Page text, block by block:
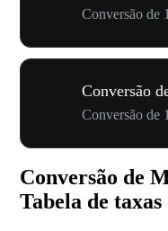
Conversão de
Conversão
Conversão de
Conversão de
Tabela de